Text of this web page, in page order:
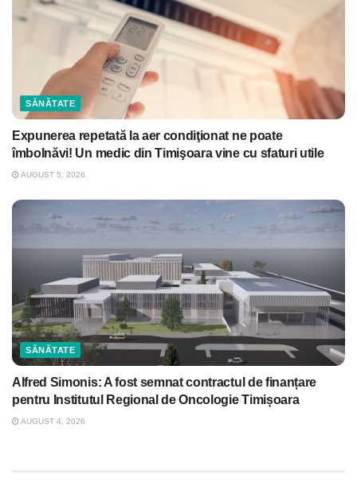
SĂNĂTATE
Expunerea repetată la aer condiţionat ne poate
îmbolnăvi! Un medic din Timişoara vine cu sfaturi utile
AUGUST 5, 2026
SĂNĂTATE
Alfred Simonis: A fost semnat contractul de finanțare
pentru Institutul Regional de Oncologie Timișoara
AUGUST 4, 2026